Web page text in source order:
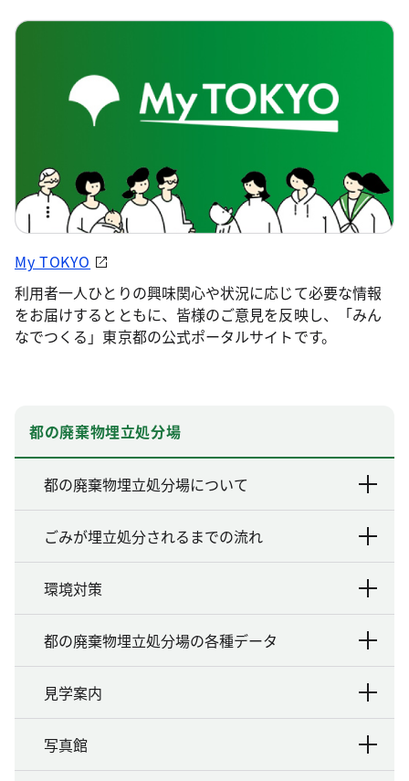
My TOKYO
利用者一人ひとりの興味関心や状況に応じて必要な情報
をお届けするとともに、皆様のご意見を反映し、「みん
なでつくる」東京都の公式ポータルサイトです。
都の廃棄物埋立処分場
都の廃棄物埋立処分場について
ごみが埋立処分されるまでの流れ
環境対策
都の廃棄物埋立処分場の各種データ
見学案内
写真館